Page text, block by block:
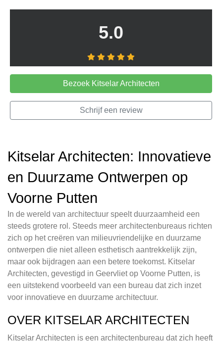
5.0
Bezoek Kitselar Architecten
Schrijf een review
Kitselar Architecten: Innovatieve
en Duurzame Ontwerpen op
Voorne Putten
In de wereld van architectuur speelt duurzaamheid een
steeds grotere rol. Steeds meer architectenbureaus richten
zich op het creëren van milieuvriendelijke en duurzame
ontwerpen die niet alleen esthetisch aantrekkelijk zijn,
maar ook bijdragen aan een betere toekomst. Kitselar
Architecten, gevestigd in Geervliet op Voorne Putten, is
een uitstekend voorbeeld van een bureau dat zich inzet
voor innovatieve en duurzame architectuur.
OVER KITSELAR ARCHITECTEN
Kitselar Architecten is een architectenbureau dat zich heeft